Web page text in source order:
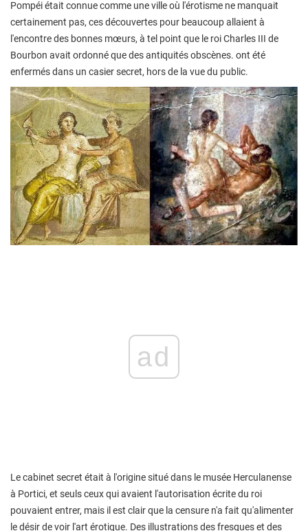
Pompéi était connue comme une ville où l'érotisme ne manquait
certainement pas, ces découvertes pour beaucoup allaient à
l'encontre des bonnes mœurs, à tel point que le roi Charles III de
Bourbon avait ordonné que des antiquités obscènes. ont été
enfermés dans un casier secret, hors de la vue du public.
ad
Le cabinet secret était à l'origine situé dans le musée Herculanense
à Portici, et seuls ceux qui avaient l'autorisation écrite du roi
pouvaient entrer, mais il est clair que la censure n'a fait qu'alimenter
le désir de voir l'art érotique. Des illustrations des fresques et des